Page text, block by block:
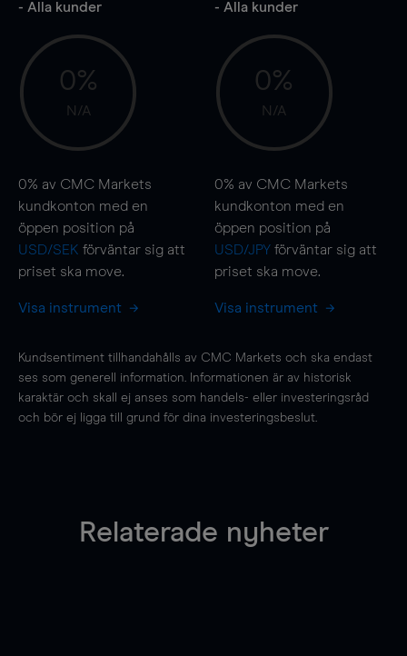
- Alla kunder
0%
N/A
0% av CMC Markets
kundkonton med en
öppen position på
USD/SEK förväntar sig att
priset ska move.
Visa instrument
- Alla kunder
0%
N/A
0% av CMC Markets
kundkonton med en
öppen position på
USD/JPYförväntar sig att
priset ska move.
Visa instrument
Kundsentiment tillhandahålls av CMC Markets och ska endast
ses som generell information. Informationen är av historisk
karaktär och skall ej anses som handels- eller investeringsråd
och bör ej ligga till grund för dina investeringsbeslut.
Relaterade nyheter